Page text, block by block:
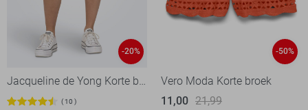
-20%
Jacqueline de Yong Korte broek
10
-50%
Vero Moda Korte broek
11,00 21,99